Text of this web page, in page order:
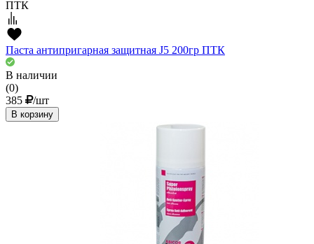
ПТК
Паста антипригарная защитная J5 200гр ПТК
В наличии
(0)
385
/шт
В корзину